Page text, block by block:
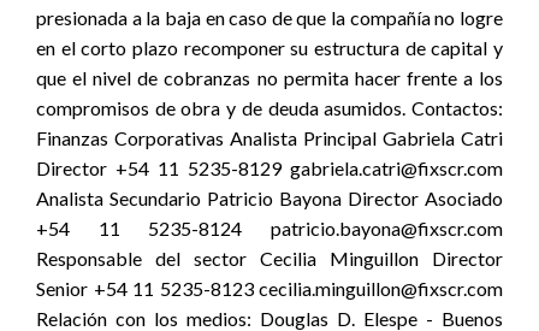
presionada a la baja en caso de que la compañía no logre
en el corto plazo recomponer su estructura de capital y
que el nivel de cobranzas no permita hacer frente a los
compromisos de obra y de deuda asumidos. Contactos:
Finanzas Corporativas Analista Principal Gabriela Catri
Director +54 11 5235-8129 gabriela.catri@fixscr.com
Analista Secundario Patricio Bayona Director Asociado
+54 11 5235-8124 patricio.bayona@fixscr.com
Responsable del sector Cecilia Minguillon Director
Senior +54 11 5235-8123 cecilia.minguillon@fixscr.com
Relación con los medios: Douglas D. Elespe - Buenos